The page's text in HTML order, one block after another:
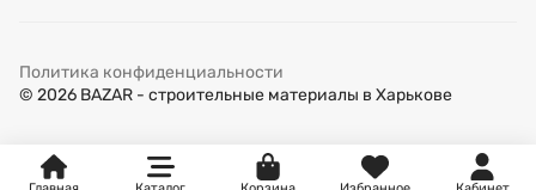
вода (испаряясь, она обеспечивает быстрое высыхание
краски);
пигменты (красители, придающие составам
необходимый цвет);
© 2026 BAZAR - строительные материалы в Харькове
Политика конфиденциальности